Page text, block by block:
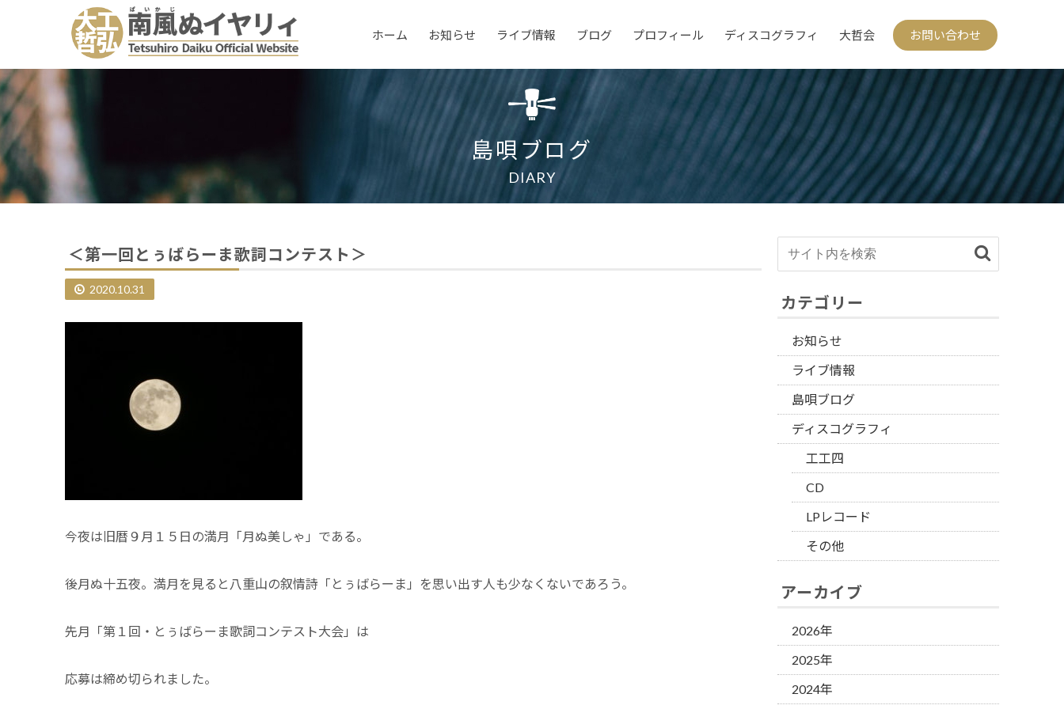
ホーム お知らせ ライブ情報 ブログ プロフィール ディスコグラフィ 大哲会 お問い合わせ
島唄ブログ
DIARY
＜第一回とぅばらーま歌詞コンテスト＞
2020.10.31
今夜は旧暦９月１５日の満月「月ぬ美しゃ」である。
後月ぬ十五夜。満月を見ると八重山の叙情詩「とぅばらーま」を思い出す人も少なくないであろう。
先月「第１回・とぅばらーま歌詞コンテスト大会」は
応募は締め切られました。
カテゴリー
お知らせ
ライブ情報
島唄ブログ
ディスコグラフィ
工工四
CD
LPレコード
その他
アーカイブ
2026年
2025年
2024年